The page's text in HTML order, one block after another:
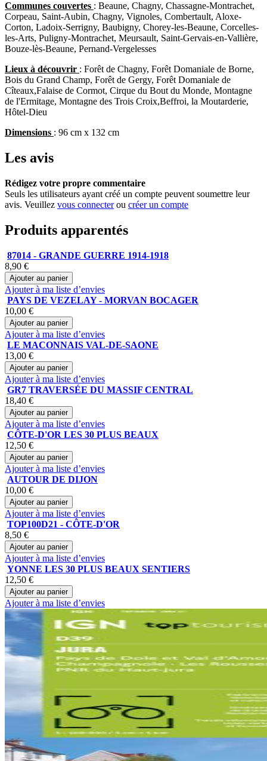
Communes couvertes : Beaune, Chagny, Chassagne-Montrachet,
Corpeau, Saint-Aubin, Chagny, Vignoles, Combertault, Aloxe-
Corton, Ladoix-Serrigny, Baubigny, Chorey-les-Beaune, Corcelles-
les-Arts, Puligny-Montrachet, Meursault, Saint-Gervais-en-Vallière,
Bouze-lès-Beaune, Pernand-Vergelesses
Lieux à découvrir : Forêt de Chagny, Forêt Domaniale de Borne,
Bois du Grand Champ, Forêt de Gergy, Forêt Domaniale de
Cîteaux,Falaise de Cormot, Cirque du Bout du Monde, Montagne
de l'Ermitage, Montagne des Trois Croix,Beffroi, la Moutarderie,
Hôtel-Dieu
Dimensions : 96 cm x 132 cm
Les avis
Rédigez votre propre commentaire
Seuls les utilisateurs ayant créé un compte peuvent soumettre leur
avis. Veuillez vous connecterou créer un compte
Produits apparentés
87014 - GRANDE GUERRE 1914-1918
8,90 €
Ajouter au panier
Ajouter à ma liste d’envies
PAYS DE VEZELAY - MORVAN BOCAGER
10,00 €
Ajouter au panier
Ajouter à ma liste d’envies
LE MACONNAIS VAL-DE-SAONE
13,00 €
Ajouter au panier
Ajouter à ma liste d’envies
GR7 TRAVERSÉE DU MASSIF CENTRAL
18,40 €
Ajouter au panier
Ajouter à ma liste d’envies
CÔTE-D'OR LES 30 PLUS BEAUX
12,50 €
Ajouter au panier
Ajouter à ma liste d’envies
AUTOUR DE DIJON
10,00 €
Ajouter au panier
Ajouter à ma liste d’envies
TOP100D21 - CÔTE-D'OR
8,50 €
Ajouter au panier
Ajouter à ma liste d’envies
YONNE LES 30 PLUS BEAUX SENTIERS
12,50 €
Ajouter au panier
Ajouter à ma liste d’envies